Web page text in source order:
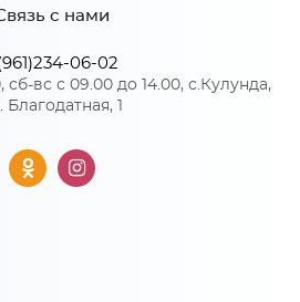
1950
Центрпласт
с нами
06-02
сб-вс с 09.00 до 14.00, с.Кулунда,
Благодатная, 1